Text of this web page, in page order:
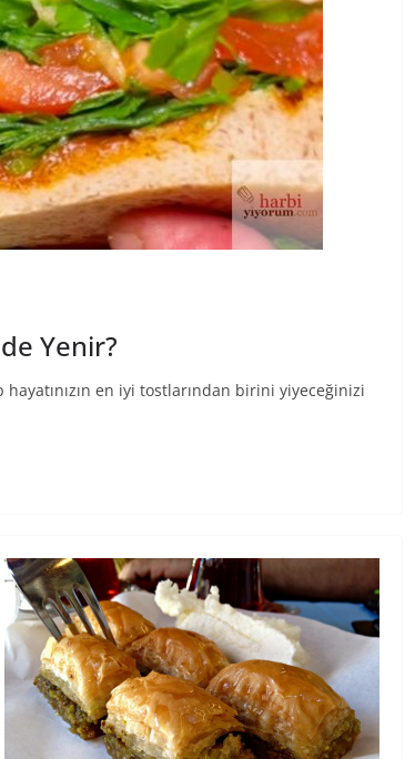
Yenir?
en iyi tostlarından birini yiyeceğinizi